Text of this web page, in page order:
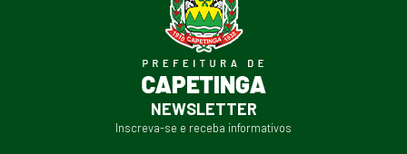
NEWSLETTER
Inscreva-se e receba informativos